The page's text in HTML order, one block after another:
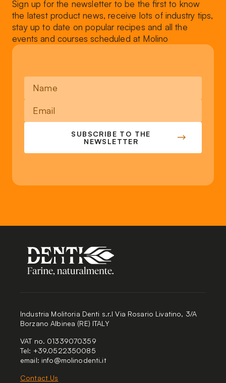
Sign up for the newsletter to be the first to know
the latest product news, receive lots of industry tips,
stay up to date on popular recipes and all the
events and courses scheduled at Molino
SUBSCRIBE TO THE
NEWSLETTER
Industria Molitoria Denti s.r.l Via Rosario Livatino, 3/A
Borzano Albinea (RE) ITALY
VAT no. 01339070359
Tel: +39.0522350085
email: info@molinodenti.it
Contact Us